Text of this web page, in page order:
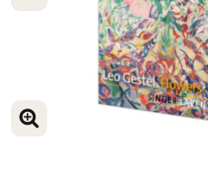
VORIGE
VERGROOT AFBEELDING
VERGROOT AFBEELDING